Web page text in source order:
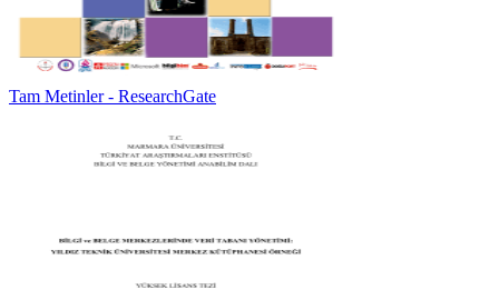
Tam Metinler - ResearchGate